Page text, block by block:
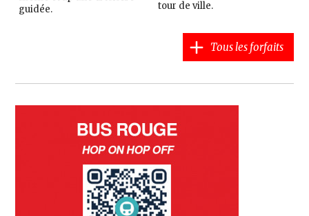
guidée.
tour de ville.
Tous les forfaits